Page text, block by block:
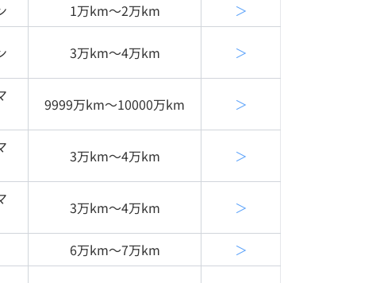
1万km〜2万km ＞
3万km〜4万km ＞
9999万km〜10000万km ＞
3万km〜4万km ＞
3万km〜4万km ＞
6万km〜7万km ＞